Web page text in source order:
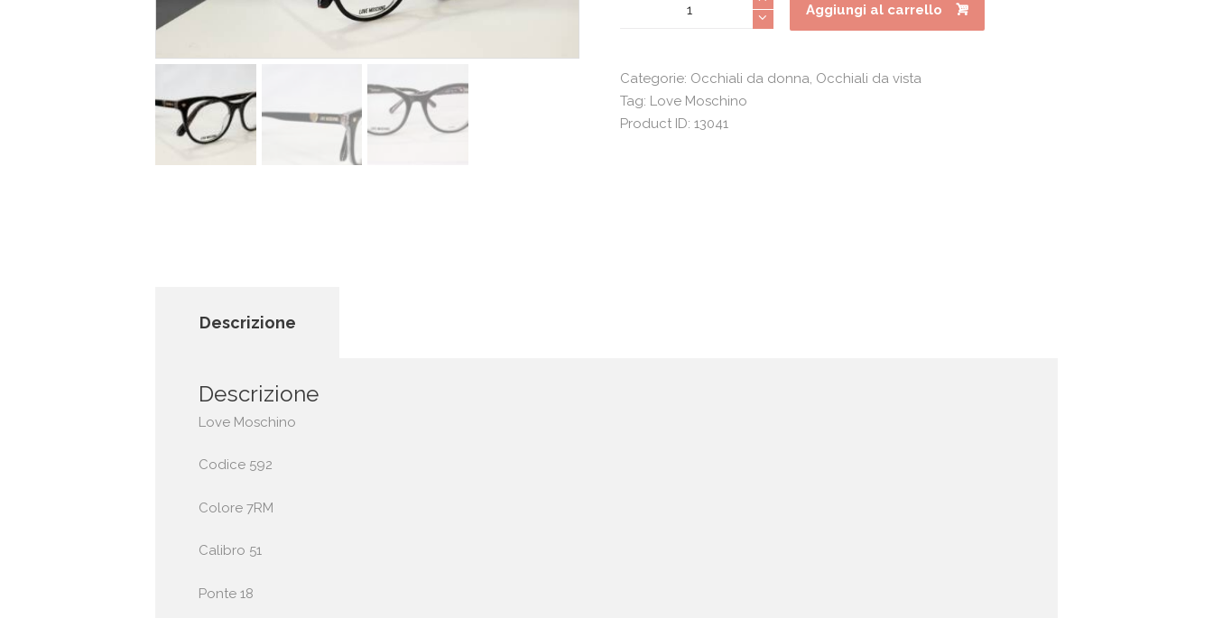
era:
€149.00.
è:
€119.20.
Aggiungi al carrello
Categorie: Occhiali da donna, Occhiali da vista
Tag: Love Moschino
Product ID: 13041
Descrizione
Descrizione
Love Moschino
Codice 592
Colore 7RM
Calibro 51
Ponte 18